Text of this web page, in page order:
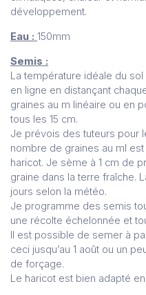
développement.
Eau : 150mm
Semis :
La température idéale du
en ligne en distançant
graines au m linéaire ou en
tous les 15 cm.
Je prévois des tuteurs pour
nombre de graines au ml
haricot. Je sème à 1 cm de
graine dans la terre fraîche.
jours selon la météo.
Je programme des semis
une récolte échelonnée et
Il est possible de semer à
ceci jusqu’au 1 août ou un
de forçage.
Le haricot est bien adapté